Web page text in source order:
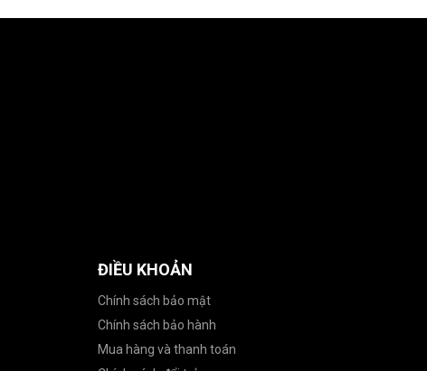
ĐIỀU KHOẢN
Chính sách bảo mật
Chính sách bảo hành
Mua hàng và thanh toán